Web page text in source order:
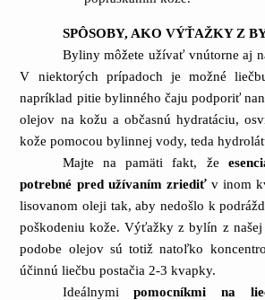
SPÔSOBY, AKO VÝŤAŽKY Z
Byliny môžete užívať vnútorne aj
V niektorých prípadoch je možné
napríklad pitie bylinného čaju podporiť
olejov na kožu a občasnú hydratáciu,
kože pomocou bylinnej vody, teda
Majte na pamäti fakt, že
potrebné pred užívaním zriediť v inom
lisovanom oleji tak, aby nedošlo k
poškodeniu kože. Výťažky z bylín z našej
podobe olejov sú totiž natoľko
účinnú liečbu postačia 2-3 kvapky.
Ideálnymipomocníkmi na